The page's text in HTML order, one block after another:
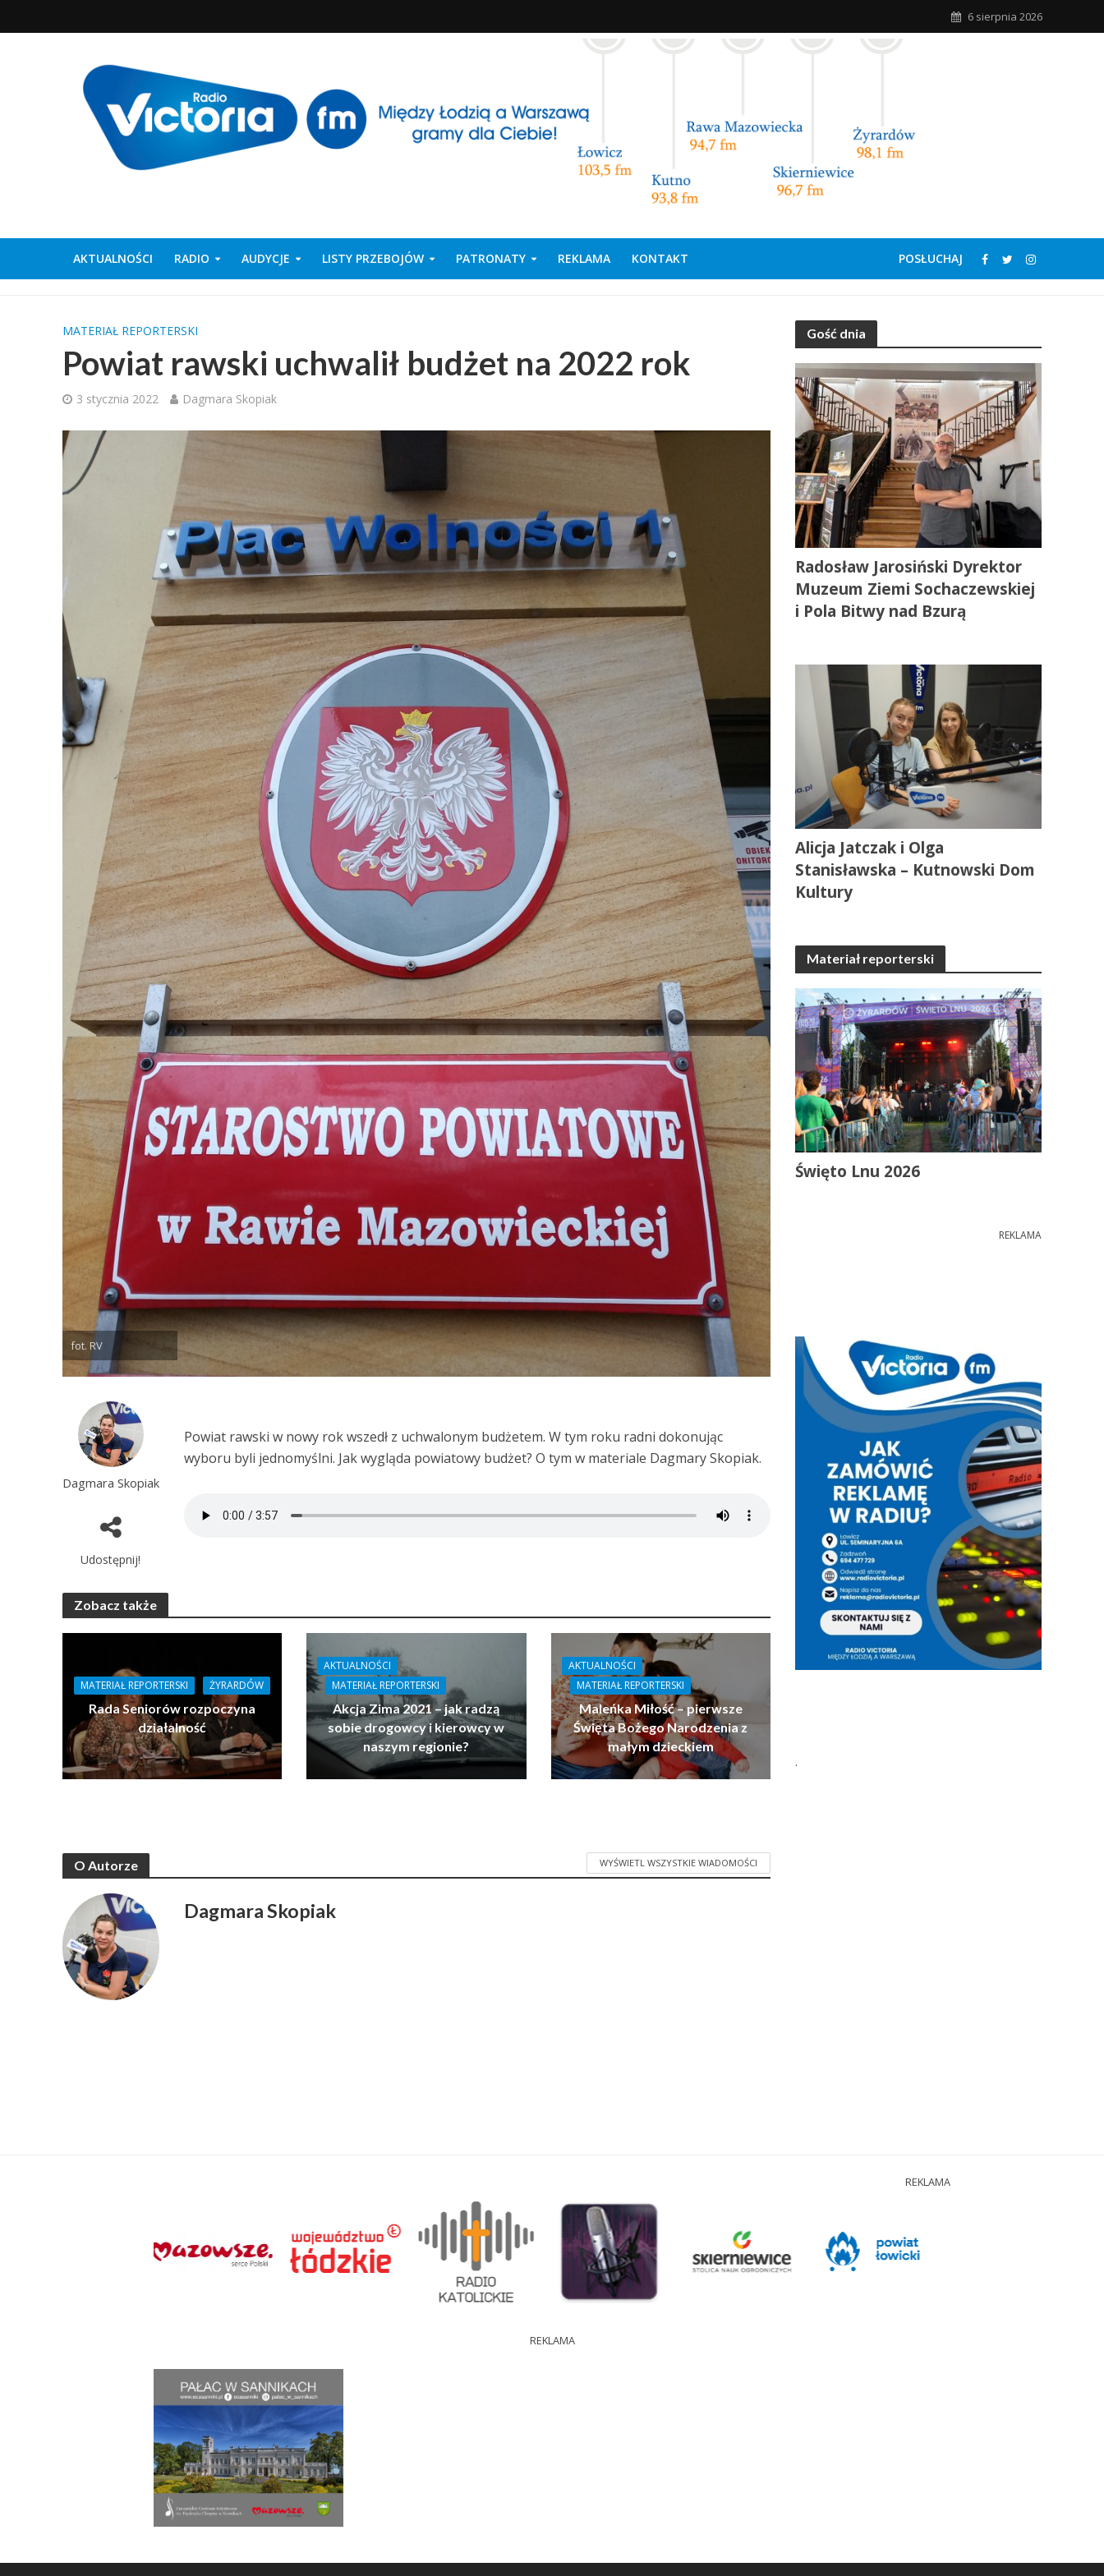
6 sierpnia 2026
AKTUALNOŚCI RADIO AUDYCJE LISTY PRZEBOJÓW PATRONATY REKLAMA KONTAKT POSŁUCHAJ
MATERIAŁ REPORTERSKI
Powiat rawski uchwalił budżet na 2022 rok
3 stycznia 2022 Dagmara Skopiak
fot. RV
Dagmara Skopiak
Udostępnij!
Powiat rawski w nowy rok wszedł z uchwalonym budżetem. W tym roku radni dokonując
wyboru byli jednomyślni. Jak wygląda powiatowy budżet? O tym w materiale Dagmary Skopiak.
Zobacz także
MATERIAŁ REPORTERSKI ŻYRARDÓW
Rada Seniorów rozpoczyna
działalność
AKTUALNOŚCI
MATERIAŁ REPORTERSKI
Akcja Zima 2021 – jak radzą
sobie drogowcy i kierowcy w
naszym regionie?
AKTUALNOŚCI
MATERIAŁ REPORTERSKI
Maleńka Miłość – pierwsze
Święta Bożego Narodzenia z
małym dzieckiem
O Autorze WYŚWIETL WSZYSTKIE WIADOMOŚCI
Dagmara Skopiak
Gość dnia
Radosław Jarosiński Dyrektor
Muzeum Ziemi Sochaczewskiej
i Pola Bitwy nad Bzurą
Alicja Jatczak i Olga
Stanisławska – Kutnowski Dom
Kultury
Materiał reporterski
Święto Lnu 2026
REKLAMA
.
REKLAMA
REKLAMA